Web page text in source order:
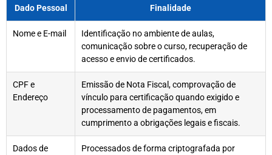
Dado Pessoal Finalidade
Nome e E-mail
Identificação no ambiente de aulas,
comunicação sobre o curso, recuperação de
acesso e envio de certificados.
CPF e
Endereço
Emissão de Nota Fiscal, comprovação de
vínculo para certificação quando exigido e
processamento de pagamentos, em
cumprimento a obrigações legais e fiscais.
Dados de
Processados de forma criptografada por